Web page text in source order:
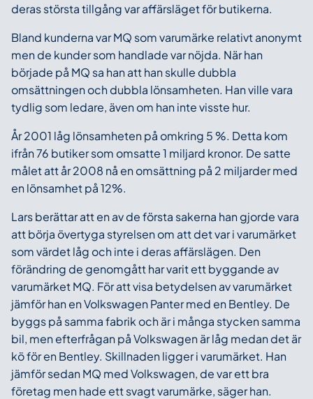
deras största tillgång var affärsläget för butikerna.
Bland kunderna var MQ som varumärke relativt anonymt
men de kunder som handlade var nöjda. När han
började på MQ sa han att han skulle dubbla
omsättningen och dubbla lönsamheten. Han ville vara
tydlig som ledare, även om han inte visste hur.
År 2001 låg lönsamheten på omkring 5 %. Detta kom
ifrån 76 butiker som omsatte 1 miljard kronor. De satte
målet att år 2008 nå en omsättning på 2 miljarder med
en lönsamhet på 12%.
Lars berättar att en av de första sakerna han gjorde vara
att börja övertyga styrelsen om att det var i varumärket
som värdet låg och inte i deras affärslägen. Den
förändring de genomgått har varit ett byggande av
varumärket MQ. För att visa betydelsen av varumärket
jämför han en Volkswagen Panter med en Bentley. De
byggs på samma fabrik och är i många stycken samma
bil, men efterfrågan på Volkswagen är låg medan det är
kö för en Bentley. Skillnaden ligger i varumärket. Han
jämför sedan MQ med Volkswagen, de var ett bra
företag men hade ett svagt varumärke, säger han.